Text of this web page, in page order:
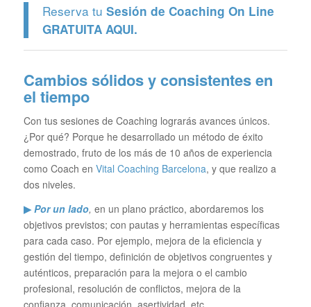
Reserva tu Sesión de Coaching On Line
GRATUITA AQUI.
Cambios sólidos y consistentes en
el tiempo
Con tus sesiones de Coaching lograrás avances únicos.
¿Por qué? Porque he desarrollado un método de éxito
demostrado, fruto de los más de 10 años de experiencia
como Coach en Vital Coaching Barcelona, y que realizo a
dos niveles.
▶Por un lado, en un plano práctico, abordaremos los
objetivos previstos; con pautas y herramientas específicas
para cada caso. Por ejemplo, mejora de la eficiencia y
gestión del tiempo, definición de objetivos congruentes y
auténticos, preparación para la mejora o el cambio
profesional, resolución de conflictos, mejora de la
confianza, comunicación, asertividad, etc…